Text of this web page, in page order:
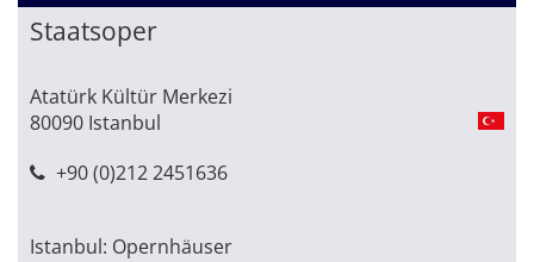
Staatsoper
Atatürk Kültür Merkezi
80090 Istanbul
+90 (0)212 2451636
Istanbul: Opernhäuser